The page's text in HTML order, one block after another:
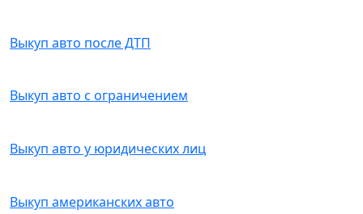
Выкуп авто после ДТП
Выкуп авто с ограничением
Выкуп авто у юридических лиц
Выкуп американских авто